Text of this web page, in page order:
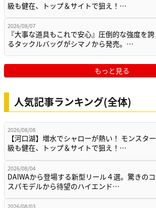
級も健在、トップ＆サイトで狙え！…
2026/08/07
『大事な道具もこれで安心』圧倒的な強度を誇
るタックルバッグがシマノから発売。…
もっと見る
人気記事ランキング(全体)
2026/08/08
【河口湖】増水でシャローが熱い！ モンスター
級も健在、トップ＆サイトで狙え！…
2026/08/04
DAIWAから登場する新型リール４選。驚きのコ
スパモデルから待望のハイエンド…
2026/08/03